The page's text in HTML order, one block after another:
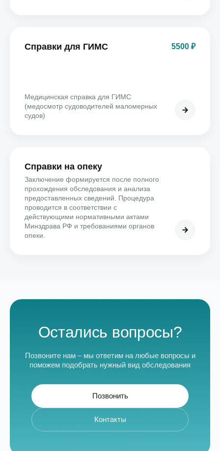
Справки для ГИМС 5500 ₽
Медицинская справка для ГИМС
(медосмотр судоводителей маломерных
судов)
Справки на опеку
Заключение формируется после полного
прохождения обследования и анализа
предоставленных сведений. Процедура
проводится в соответствии с
действующими нормативными актами
Минздрава РФ и требованиями органов
опеки.
Остались вопросы?
Позвоните нам – мы ответим на любые вопросы и
поможем подобрать нужный вид обследования
Позвонить
Контакты